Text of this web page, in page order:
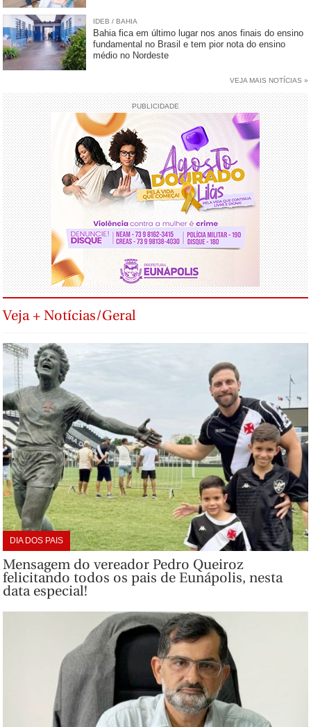
IDEB / BAHIA
Bahia fica em último lugar nos anos finais do ensino
fundamental no Brasil e tem pior nota do ensino
médio no Nordeste
VEJA MAIS NOTÍCIAS »
PUBLICIDADE
Veja + Notícias/Geral
DIA DOS PAIS
Mensagem do vereador Pedro Queiroz
felicitando todos os pais de Eunápolis, nesta
data especial!